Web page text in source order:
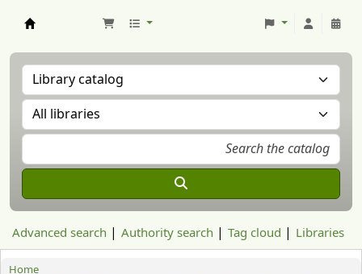
Advanced search Authority search Tag cloud Libraries
Home